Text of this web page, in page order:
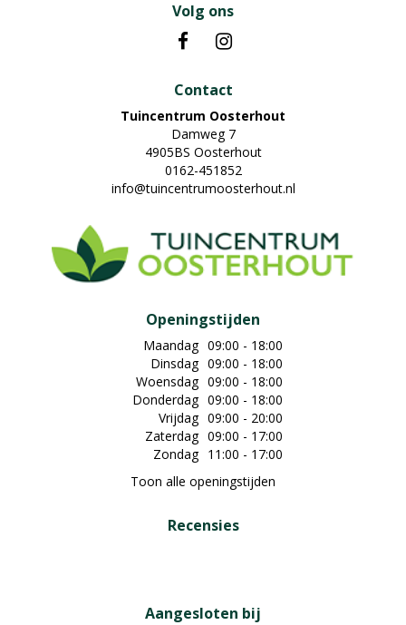
Volg ons
Contact
Tuincentrum Oosterhout
Damweg 7
4905BS Oosterhout
0162-451852
info@tuincentrumoosterhout.nl
Openingstijden
Maandag 09:00 - 18:00
Dinsdag 09:00 - 18:00
Woensdag 09:00 - 18:00
Donderdag 09:00 - 18:00
Vrijdag 09:00 - 20:00
Zaterdag 09:00 - 17:00
Zondag 11:00 - 17:00
Toon alle openingstijden
Recensies
Aangesloten bij